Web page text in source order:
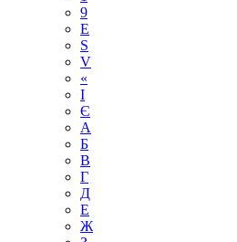
9
E
S
V
«
І
Є
А
Б
В
Г
Д
Е
Ж